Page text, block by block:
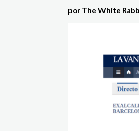
por The White